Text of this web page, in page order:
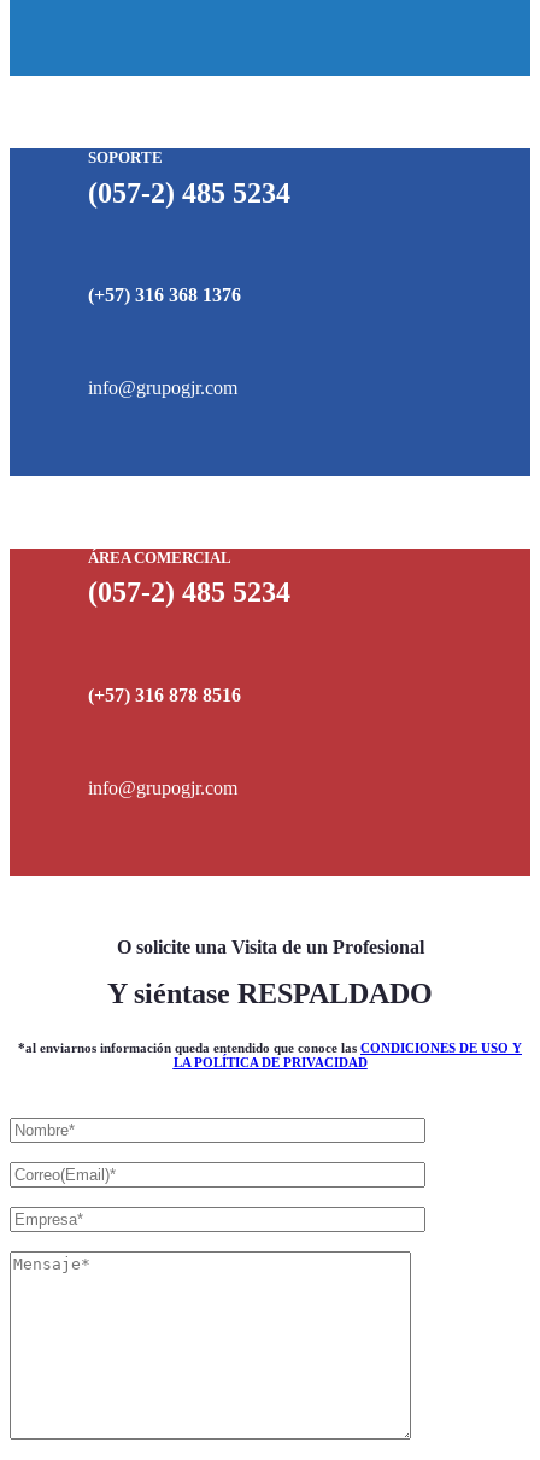
SOPORTE
(057-2) 485 5234
(+57) 316 368 1376
info@grupogjr.com
ÁREA COMERCIAL
(057-2) 485 5234
(+57) 316 878 8516
info@grupogjr.com
O solicite una Visita de un Profesional
Y siéntase RESPALDADO
*al enviarnos información queda entendido que conoce las CONDICIONES DE USO Y
LA POLÍTICA DE PRIVACIDAD